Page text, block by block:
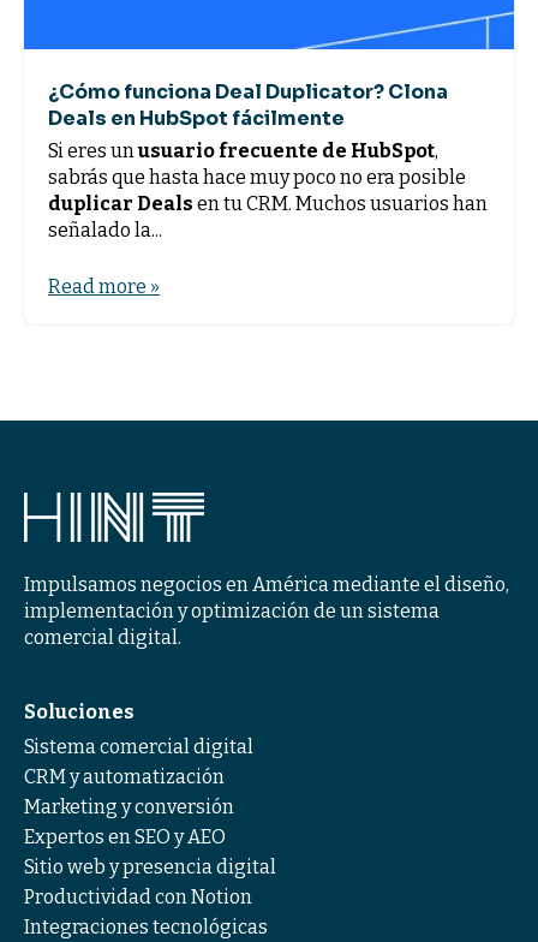
¿Cómo funciona Deal Duplicator? Clona
Deals en HubSpot fácilmente
Si eres unusuario frecuente de HubSpot,
sabrás que hasta hace muy poco no era posible
duplicar Deals en tu CRM. Muchos usuarios han
señalado la...
Read more »
Impulsamos negocios en América mediante el diseño,
implementación y optimización de un sistema
comercial digital.
Soluciones
Sistema comercial digital
CRM y automatización
Marketing y conversión
Expertos en SEO y AEO
Sitio web y presencia digital
Productividad con Notion
Integraciones tecnológicas